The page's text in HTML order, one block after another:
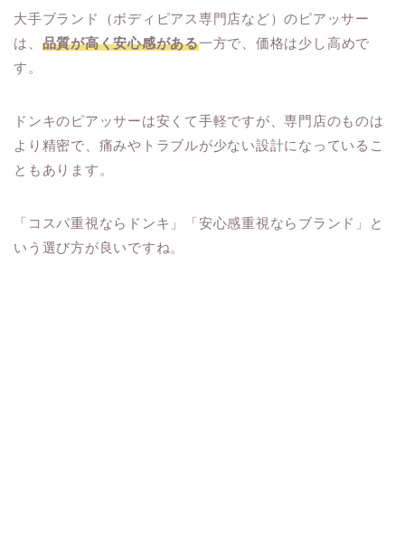
大手ブランド（ボディピアス専門店など）のピアッサー
は、 品質が高く安心感がある一方で、価格は少し高めで
す。
ドンキのピアッサーは安くて手軽ですが、専門店のものは
より精密で、痛みやトラブルが少ない設計になっているこ
ともあります。
「コスパ重視ならドンキ」「安心感重視ならブランド」と
いう選び方が良いですね。